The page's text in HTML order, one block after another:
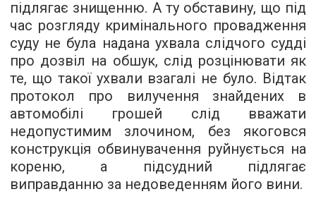
підлягає знищенню. А ту обставину, що під
час розгляду кримінального провадження
суду не була надана ухвала слідчого судді
про дозвіл на обшук, слід розцінювати як
те, що такої ухвали взагалі не було. Відтак
протокол про вилучення знайдених в
автомобілі грошей слід вважати
недопустимим злочином, без якоговся
конструкція обвинувачення руйнується на
кореню, а підсудний підлягає
виправданню за недоведенням його вини.